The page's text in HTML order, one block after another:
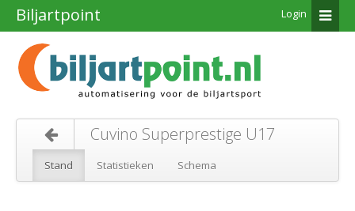
Biljartpoint Login
Cuvino Superprestige U17
Stand Statistieken Schema